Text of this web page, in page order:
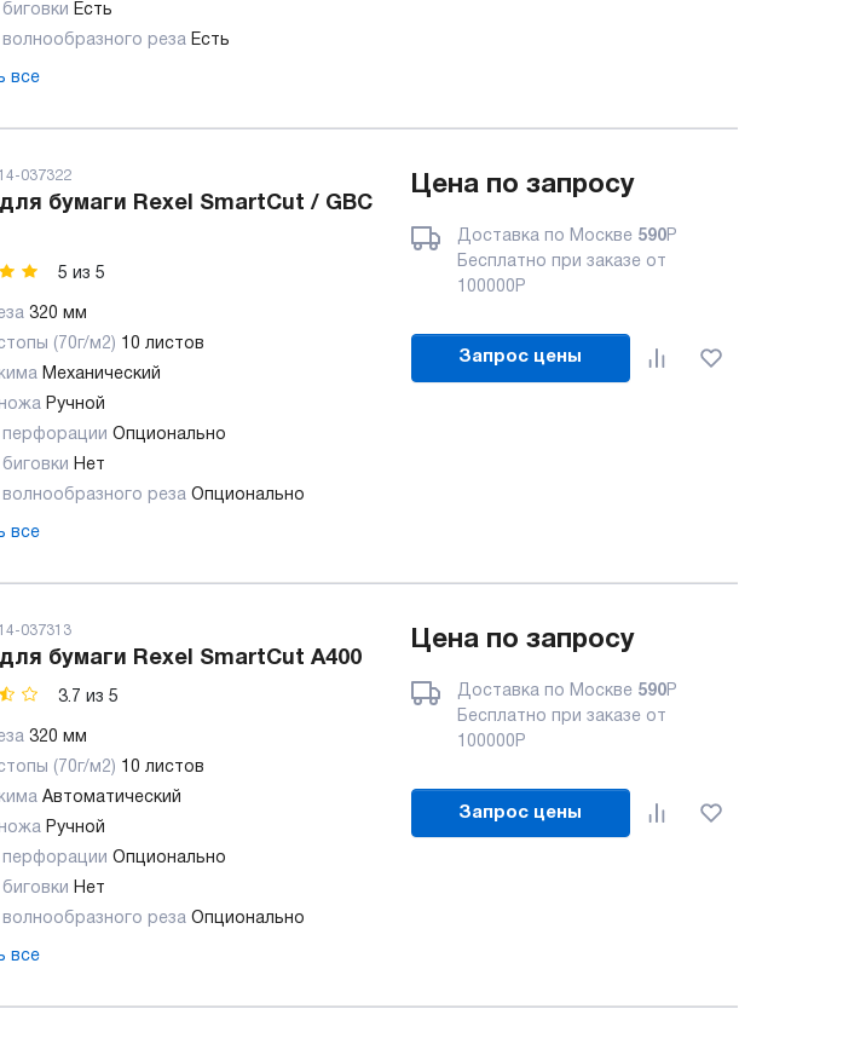
Есть
реза Есть
все
037322
бумаги Rexel SmartCut / GBC
5 из 5
320 мм
(70г/м2) 10 листов
Механический
Ручной
перфорации Опционально
Нет
реза Опционально
все
Цена по запросу
Доставка по Москве 590Р
Бесплатно при заказе от
100000 Р
Запрос цены
037313
бумаги Rexel SmartCut A400
3.7 из 5
320 мм
(70г/м2) 10 листов
Автоматический
Ручной
перфорации Опционально
Нет
реза Опционально
все
Цена по запросу
Доставка по Москве 590Р
Бесплатно при заказе от
100000 Р
Запрос цены